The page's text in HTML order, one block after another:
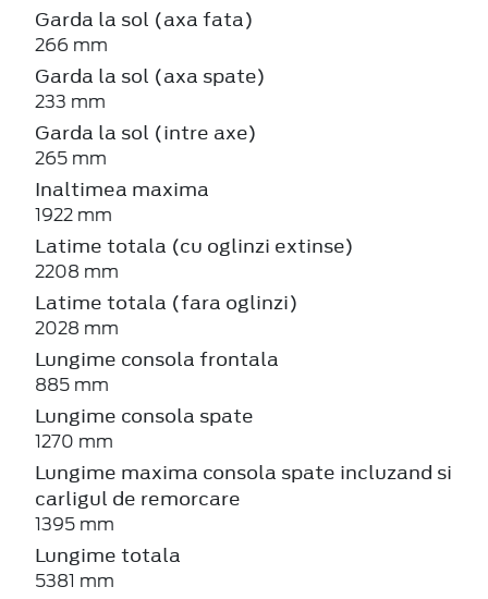
Garda la sol (axa fata)
266 mm
Garda la sol (axa spate)
233 mm
Garda la sol (intre axe)
265 mm
Inaltimea maxima
1922 mm
Latime totala (cu oglinzi extinse)
2208 mm
Latime totala (fara oglinzi)
2028 mm
Lungime consola frontala
885 mm
Lungime consola spate
1270 mm
Lungime maxima consola spate incluzand si
carligul de remorcare
1395 mm
Lungime totala
5381 mm